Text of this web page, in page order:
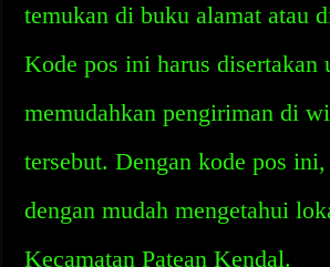
temukan di buku alamat atau
Kode pos ini harus disertakan
memudahkan pengiriman di
tersebut. Dengan kode pos
dengan mudah mengetahui
Kecamatan Patean Kendal.